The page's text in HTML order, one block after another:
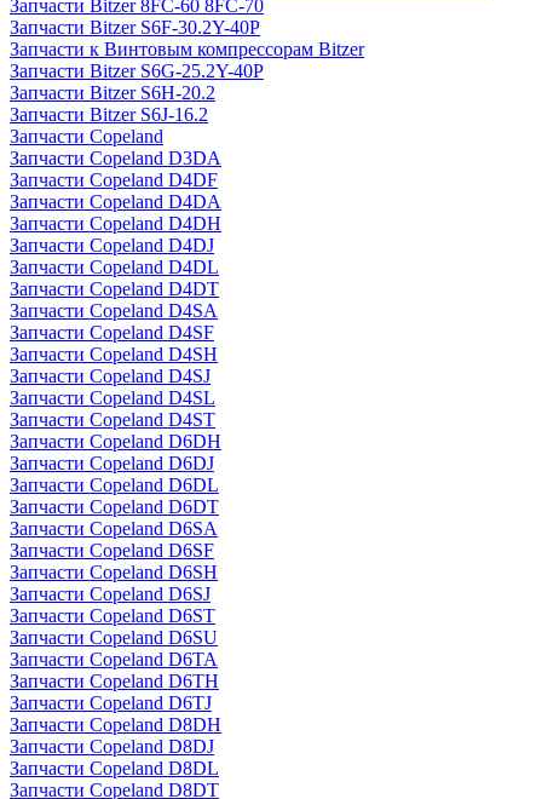
Запчасти Bitzer 8FC-60 8FC-70
Запчасти Bitzer S6F-30.2Y-40P
Запчасти к Винтовым компрессорам Bitzer
Запчасти Bitzer S6G-25.2Y-40P
Запчасти Bitzer S6H-20.2
Запчасти Bitzer S6J-16.2
Запчасти Copeland
Запчасти Copeland D3DA
Запчасти Copeland D4DF
Запчасти Copeland D4DA
Запчасти Copeland D4DH
Запчасти Copeland D4DJ
Запчасти Copeland D4DL
Запчасти Copeland D4DT
Запчасти Copeland D4SA
Запчасти Copeland D4SF
Запчасти Copeland D4SH
Запчасти Copeland D4SJ
Запчасти Copeland D4SL
Запчасти Copeland D4ST
Запчасти Copeland D6DH
Запчасти Copeland D6DJ
Запчасти Copeland D6DL
Запчасти Copeland D6DT
Запчасти Copeland D6SA
Запчасти Copeland D6SF
Запчасти Copeland D6SH
Запчасти Copeland D6SJ
Запчасти Copeland D6ST
Запчасти Copeland D6SU
Запчасти Copeland D6TA
Запчасти Copeland D6TH
Запчасти Copeland D6TJ
Запчасти Copeland D8DH
Запчасти Copeland D8DJ
Запчасти Copeland D8DL
Запчасти Copeland D8DT